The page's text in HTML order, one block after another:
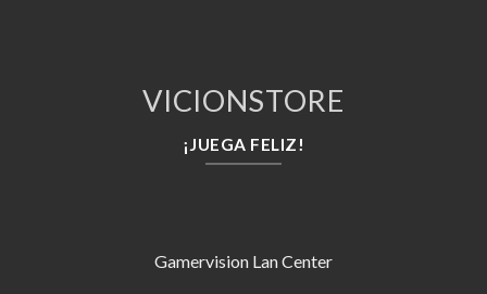
VICIONSTORE
¡JUEGA FELIZ!
Gamervision Lan Center